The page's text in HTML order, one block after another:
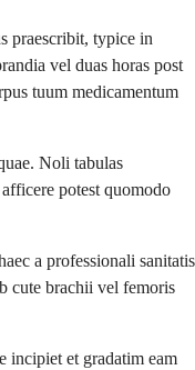
praescribit, typice in
vel duas horas post
tuum medicamentum
Noli tabulas
potest quomodo
a professionali sanitatis
cute brachii vel femoris
incipiet et gradatim eam